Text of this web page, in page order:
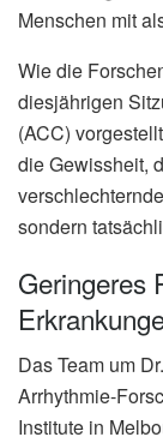
Menschen mit
Wie die
diesjährigen
(ACC)
die Gewissheit,
sondern
Geringeres
Das Team um
Arrhythmie-
Institute in